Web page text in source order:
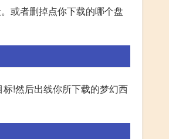
或者删掉点你下载的哪个盘
!然后出线你所下载的梦幻西